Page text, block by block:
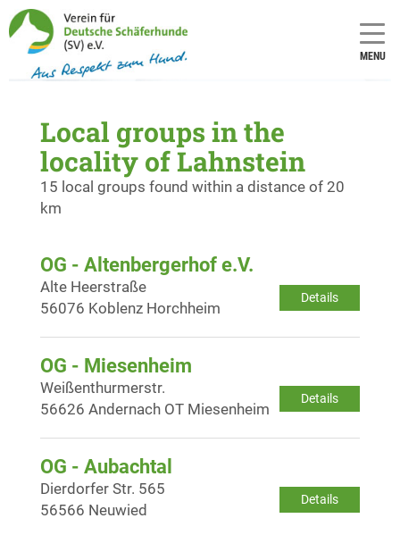
MENU
Local groups in the
locality of Lahnstein
15 local groups found within a distance of 20
km
OG - Altenbergerhof e.V.
Details
Alte Heerstraße
56076 Koblenz Horchheim
OG - Miesenheim
Details
Weißenthurmerstr.
56626 Andernach OT Miesenheim
OG - Aubachtal
Details
Dierdorfer Str. 565
56566 Neuwied